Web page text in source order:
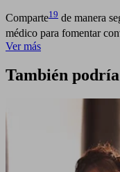
Comparte19 de manera
médico para fomentar
Ver más
También